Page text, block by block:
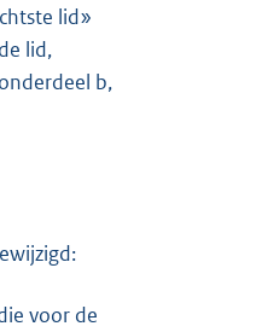
lid»
lid,
b,
voor de